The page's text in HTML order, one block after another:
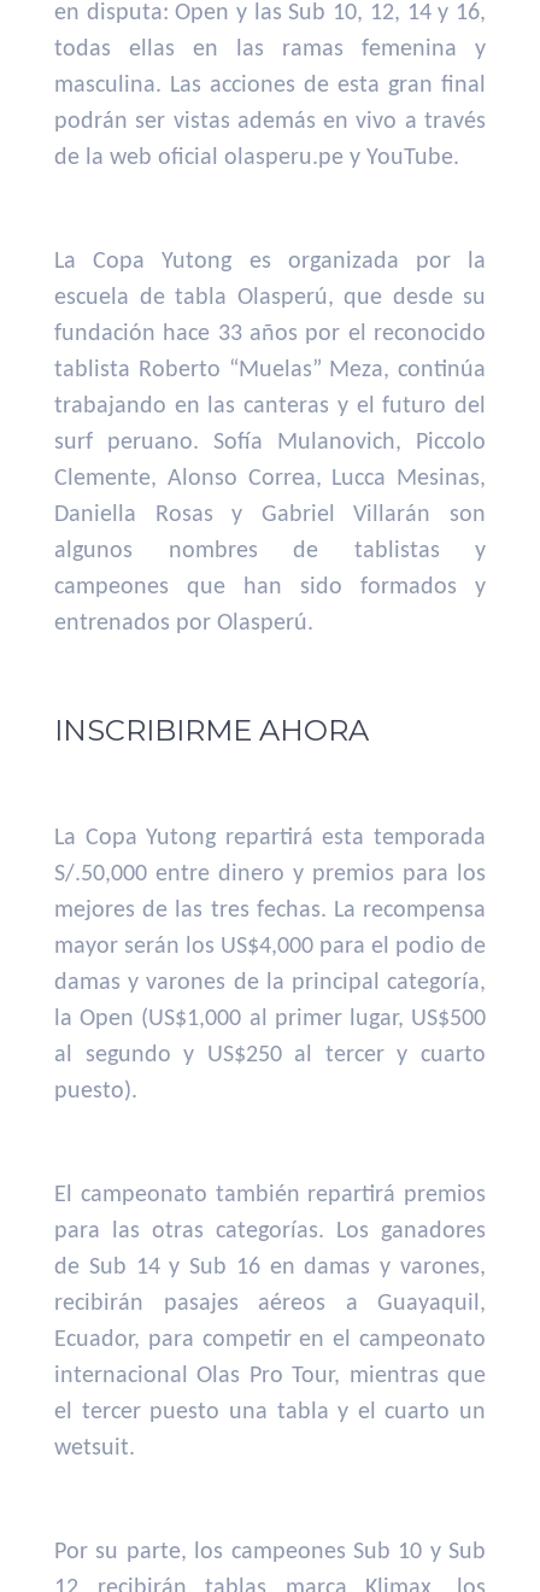
en disputa: Open y las Sub 10, 12, 14 y 16,
todas ellas en las ramas femenina y
masculina. Las acciones de esta gran final
podrán ser vistas además en vivo a través
de la web oficial olasperu.pe y YouTube.
La Copa Yutong es organizada por la
escuela de tabla Olasperú, que desde su
fundación hace 33 años por el reconocido
tablista Roberto “Muelas” Meza, continúa
trabajando en las canteras y el futuro del
surf peruano. Sofía Mulanovich, Piccolo
Clemente, Alonso Correa, Lucca Mesinas,
Daniella Rosas y Gabriel Villarán son
algunos nombres de tablistas y
campeones que han sido formados y
entrenados por Olasperú.
INSCRIBIRME AHORA
La Copa Yutong repartirá esta temporada
S/.50,000 entre dinero y premios para los
mejores de las tres fechas. La recompensa
mayor serán los US$4,000 para el podio de
damas y varones de la principal categoría,
la Open (US$1,000 al primer lugar, US$500
al segundo y US$250 al tercer y cuarto
puesto).
El campeonato también repartirá premios
para las otras categorías. Los ganadores
de Sub 14 y Sub 16 en damas y varones,
recibirán pasajes aéreos a Guayaquil,
Ecuador, para competir en el campeonato
internacional Olas Pro Tour, mientras que
el tercer puesto una tabla y el cuarto un
wetsuit.
Por su parte, los campeones Sub 10 y Sub